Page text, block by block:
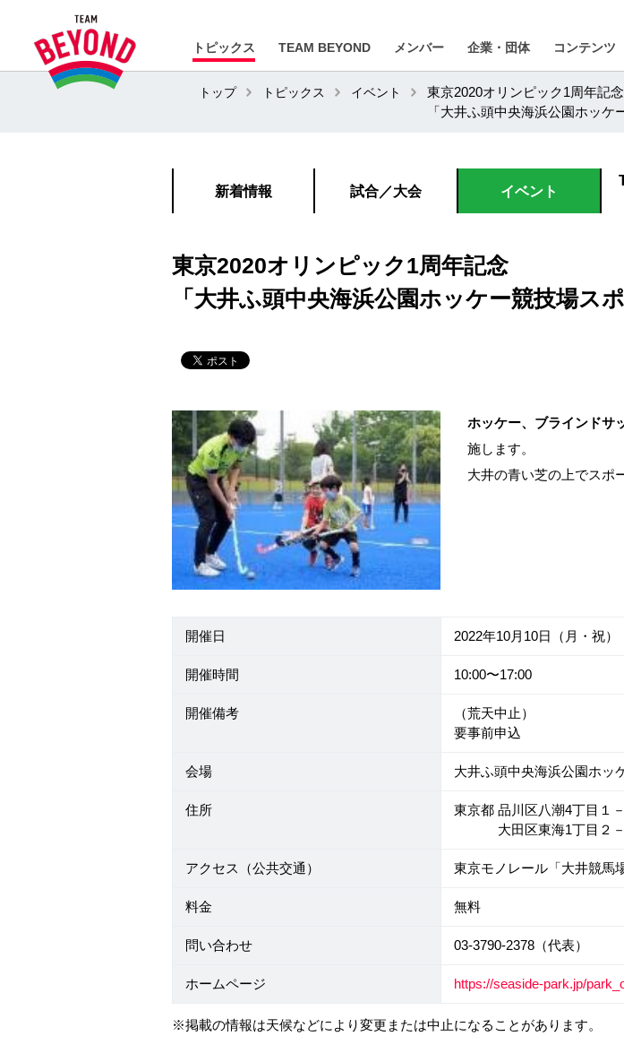
トピックス TEAM BEYOND メンバー 企業・団体 コンテンツ
トップ トピックス イベント
東京2020オリンピック1周年記念
「大井ふ頭中央海浜公園ホッケ
新着情報 試合／大会 イベント
東京2020オリンピック1周年記念
「大井ふ頭中央海浜公園ホッケー競技場ス
ホッケー、ブラインドサ
施します。
大井の青い芝の上でスポ
開催日 2022年10月10日（月・祝）
開催時間 10:00〜17:00
開催備考
（荒天中止）
要事前申込
会場 大井ふ頭中央海浜公園ホッ
住所
東京都 品川区八潮4丁目１
大田区東海1丁目２－
アクセス（公共交通） 東京モノレール「大井競馬
料金 無料
問い合わせ 03-3790-2378（代表）
ホームページ https://seaside-park.jp/
※掲載の情報は天候などにより変更または中止になることがあります。